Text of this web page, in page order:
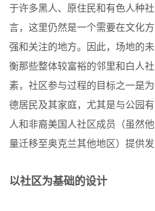
于许多黑人、原住民和有色人种
言，这里仍然是一个需要在文化
强和关注的地方。因此，场地的
衡那些整体较富裕的邻里和白人
素，社区参与过程的目标之一是
德居民及其家庭，尤其是与公园
人和非裔美国人社区成员（虽然
量迁移至奥克兰其他地区）提供发
以社区为基础的设计